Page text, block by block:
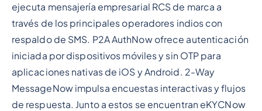
ejecuta mensajería empresarial RCS de marca a
través de los principales operadores indios con
respaldo de SMS. P2A AuthNow ofrece autenticación
iniciada por dispositivos móviles y sin OTP para
aplicaciones nativas de iOS y Android. 2-Way
MessageNow impulsa encuestas interactivas y flujos
de respuesta. Junto a estos se encuentran eKYCNow